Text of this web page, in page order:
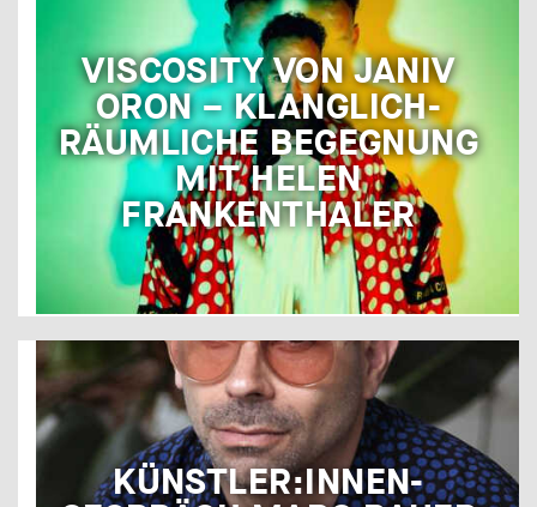
VISCOSITY VON JANIV
ORON – KLANGLICH-
RÄUMLICHE BEGEGNUNG
MIT HELEN
FRANKENTHALER
KÜNSTLER:INNEN-